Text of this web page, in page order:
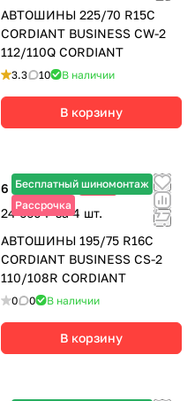
АВТОШИНЫ 225/70 R15C
CORDIANT BUSINESS CW-2
112/110Q CORDIANT
3.3 10 В наличии
В корзину
Бесплатный шиномонтаж
Рассрочка
6 165 ₽7 170 ₽ -14%
24 660 ₽ за 4 шт.
АВТОШИНЫ 195/75 R16C
CORDIANT BUSINESS CS-2
110/108R CORDIANT
0 0 В наличии
В корзину